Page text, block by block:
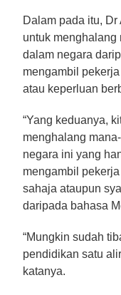
Dalam pada itu,
untuk menghalang
dalam negara
mengambil
atau keperluan
“Yang keduanya,
menghalang
negara ini yang
mengambil
sahaja ataupun
daripada bahasa
“Mungkin sudah
pendidikan satu
katanya.